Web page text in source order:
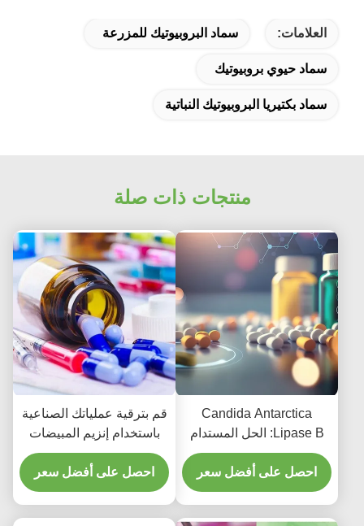
العلامات: سماد البروبيوتيك للمزرعة
سماد حيوي بروبيوتيك
سماد بكتيريا البروبيوتيك النباتية
منتجات ذات صلة
Candida Antarctica
Lipase B: الحل المستدام
للكيمياء الخضراء في
الصناعة
احصل على أفضل سعر
قم بترقية عملياتك الصناعية
باستخدام إنزيم المبيضات
المتكيف مع البرودة في
أنتاركتيكا ليباز بي
احصل على أفضل سعر